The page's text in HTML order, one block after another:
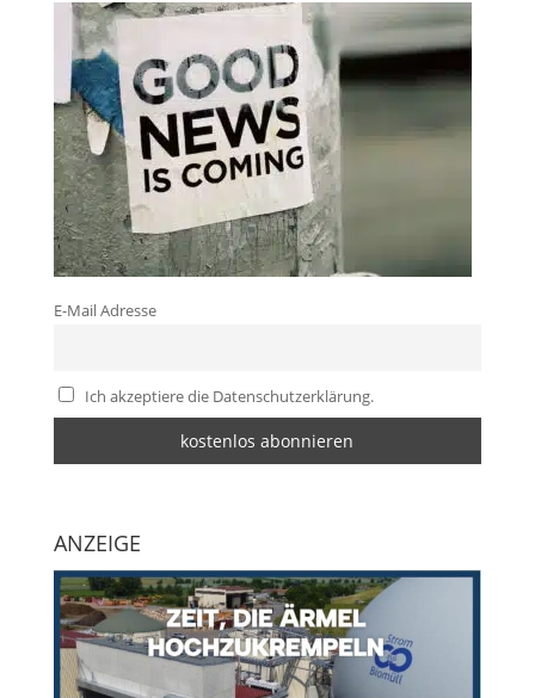
E-Mail Adresse
Ich akzeptiere die Datenschutzerklärung.
ANZEIGE